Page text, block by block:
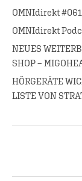
OMNIdirekt
OMNIdirekt
NEUES
SHOP –
HÖRGERÄTE
LISTE VON